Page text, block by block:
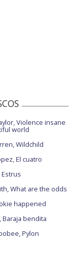
Violence insane
world
Wildchild
El cuatro
Estrus
What are the odds
happened
Baraja bendita
Pylon